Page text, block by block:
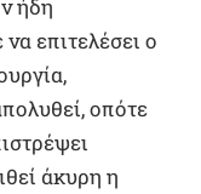
ήδη
επιτελέσει ο
οπότε
άκυρη η